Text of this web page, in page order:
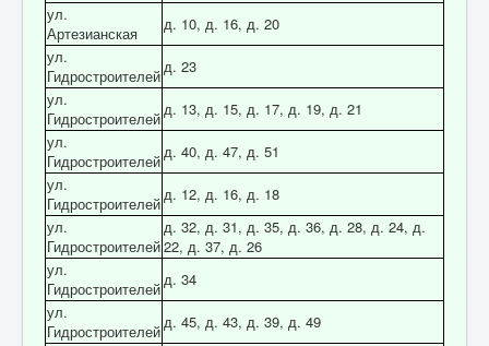
Отзывы пациентов
Контакты
Женская консультация
Бессмертный полк
ул.
Артезианская
д. 10, д. 16, д. 20
ул.
Гидростроителей д. 23
ул.
Гидростроителей д. 13, д. 15, д. 17, д. 19, д. 21
ул.
Гидростроителей д. 40, д. 47, д. 51
ул.
Гидростроителей д. 12, д. 16, д. 18
ул.
Гидростроителей
д. 32, д. 31, д. 35, д. 36, д. 28, д. 24, д.
22, д. 37, д. 26
ул.
Гидростроителей д. 34
ул.
Гидростроителей д. 45, д. 43, д. 39, д. 49